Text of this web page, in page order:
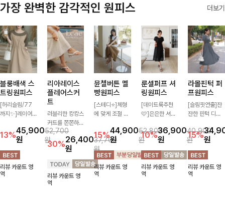
팬츠랍니다
가장 완벽한 감각적인 원피스 더보기
블룽배색 스
트링원피스
[허리슬림/77
까지✨]레이어
디자인으로 하나
만 입어도 완성
도 높은 스타일
을 연출해주는
원피스- 허리 스
트링으로 슬림한
13%45,900
원
52,700
원
리뷰 카운트 영
역
리아레이스
플레어스커
트
러블리한 캉캉스
커트를 쫀쫀하게
입어 편안하고
예쁘게♡
30%26,400
원
37,700
원
리뷰 카운트 영
역
뮨첼버튼 멜
빵원피스
[스테디⭐]체형
에 맞게 조절 가
랩으로 된 멜빵
원피스-! 포켓
버튼 디테일로
포인트를 더했으
며 간단하게 레
이어드해서 입기
15%44,900
원
52,800
원
리뷰 카운트 영
역
룬셀퍼프 셔
링원피스
[데이트룩추천
🩷]은은한 셔링
소매가 어우러져
사랑스러운 무드
를 완성해주는
원피스🤍 허리
스모크 밴딩이
슬림한 실루엣을
10%36,900
원
40,900
원
리뷰 카운트 영
역
라몰핀턱 퍼
프원피스
[슬림핏연출]잔
잔한 핀턱 디테
더해져 여성스러
운 실루엣을 완
성해드리는 롱
원피스🤍✨ 가
볍고 산뜻한 소
재감으로 한여름
15%원
리뷰 카운트 영
역